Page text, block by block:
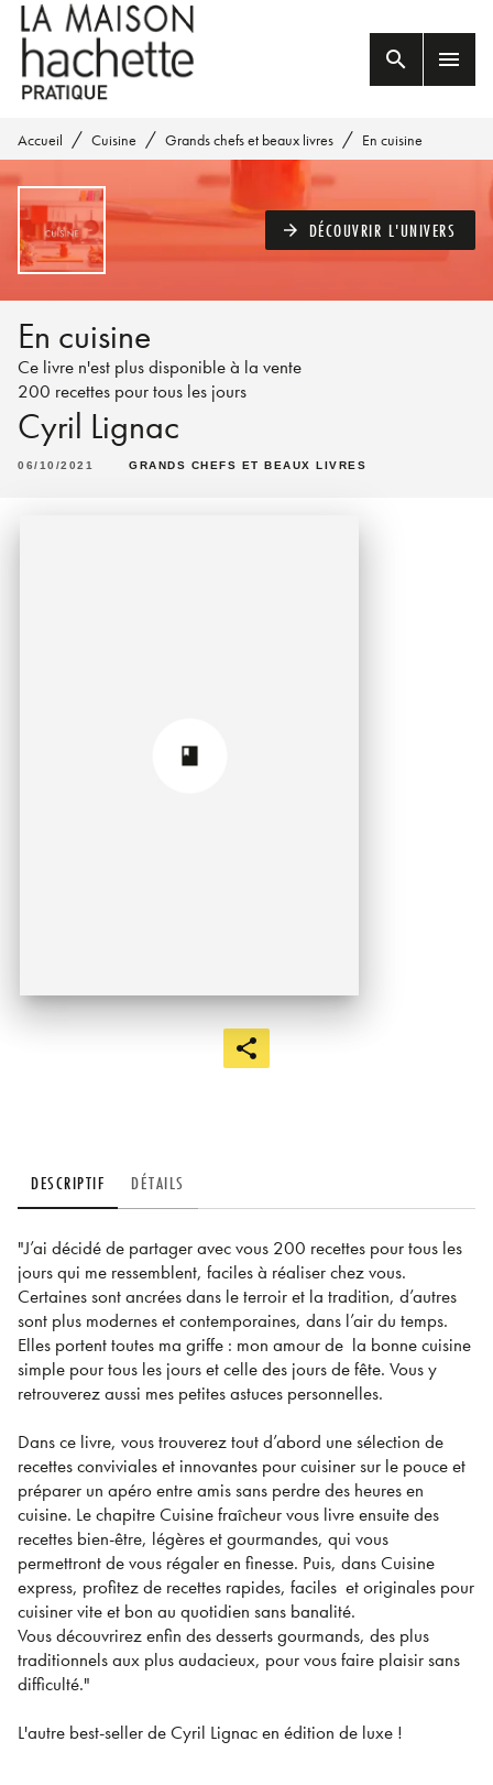
MENU RECHERCHE
PIED DE PAGE
search menu
Accueil / Cuisine / Grands chefs et beaux livres / En cuisine
arrow_forward DÉCOUVRIR L'UNIVERS
En cuisine
Ce livre n'est plus disponible à la vente
200 recettes pour tous les jours
Cyril Lignac
06/10/2021 GRANDS CHEFS ET BEAUX LIVRES
DESCRIPTIF DÉTAILS
"J’ai décidé de partager avec vous 200 recettes pour tous les
jours qui me ressemblent, faciles à réaliser chez vous.
Certaines sont ancrées dans le terroir et la tradition, d’autres
sont plus modernes et contemporaines, dans l’air du temps.
Elles portent toutes ma griffe : mon amour de la bonne cuisine
simple pour tous les jours et celle des jours de fête. Vous y
retrouverez aussi mes petites astuces personnelles.
Dans ce livre, vous trouverez tout d’abord une sélection de
recettes conviviales et innovantes pour cuisiner sur le pouce et
préparer un apéro entre amis sans perdre des heures en
cuisine. Le chapitre Cuisine fraîcheur vous livre ensuite des
recettes bien-être, légères et gourmandes, qui vous
permettront de vous régaler en finesse. Puis, dans Cuisine
express, profitez de recettes rapides, faciles et originales pour
cuisiner vite et bon au quotidien sans banalité.
Vous découvrirez enfin des desserts gourmands, des plus
traditionnels aux plus audacieux, pour vous faire plaisir sans
difficulté."
L'autre best-seller de Cyril Lignac en édition de luxe !